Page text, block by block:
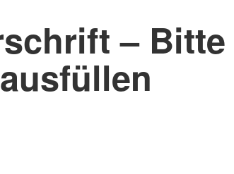
– Bitte
ausfüllen